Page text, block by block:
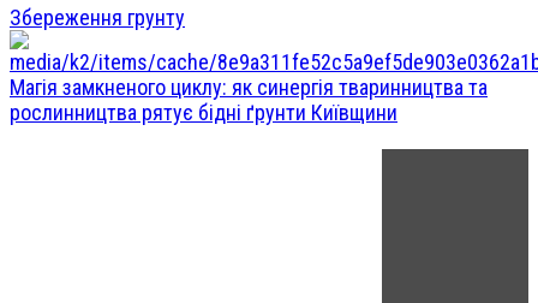
Збереження грунту
Магія замкненого циклу: як синергія тваринництва та
рослинництва рятує бідні ґрунти Київщини